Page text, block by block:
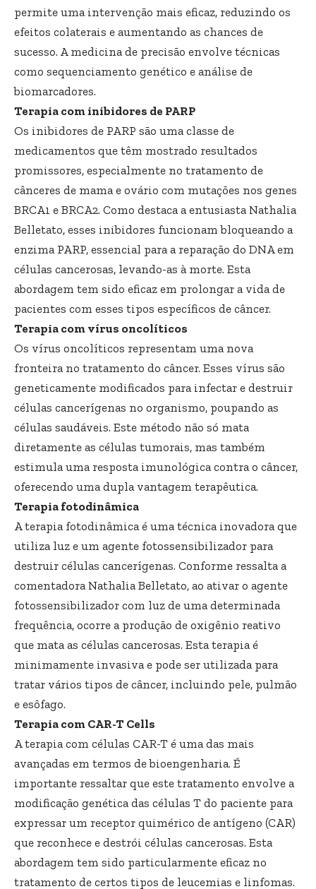
permite uma intervenção mais eficaz, reduzindo os
efeitos colaterais e aumentando as chances de
sucesso. A medicina de precisão envolve técnicas
como sequenciamento genético e análise de
biomarcadores.
Terapia com inibidores de PARP
Os inibidores de PARP são uma classe de
medicamentos que têm mostrado resultados
promissores, especialmente no tratamento de
cânceres de mama e ovário com mutações nos genes
BRCA1 e BRCA2. Como destaca a entusiasta Nathalia
Belletato, esses inibidores funcionam bloqueando a
enzima PARP, essencial para a reparação do DNA em
células cancerosas, levando-as à morte. Esta
abordagem tem sido eficaz em prolongar a vida de
pacientes com esses tipos específicos de câncer.
Terapia com vírus oncolíticos
Os vírus oncolíticos representam uma nova
fronteira no tratamento do câncer. Esses vírus são
geneticamente modificados para infectar e destruir
células cancerígenas no organismo, poupando as
células saudáveis. Este método não só mata
diretamente as células tumorais, mas também
estimula uma resposta imunológica contra o câncer,
oferecendo uma dupla vantagem terapêutica.
Terapia fotodinâmica
A terapia fotodinâmica é uma técnica inovadora que
utiliza luz e um agente fotossensibilizador para
destruir células cancerígenas. Conforme ressalta a
comentadora Nathalia Belletato, ao ativar o agente
fotossensibilizador com luz de uma determinada
frequência, ocorre a produção de oxigênio reativo
que mata as células cancerosas. Esta terapia é
minimamente invasiva e pode ser utilizada para
tratar vários tipos de câncer, incluindo pele, pulmão
e esôfago.
Terapia com CAR-T Cells
A terapia com células CAR-T é uma das mais
avançadas em termos de bioengenharia. É
importante ressaltar que este tratamento envolve a
modificação genética das células T do paciente para
expressar um receptor quimérico de antígeno (CAR)
que reconhece e destrói células cancerosas. Esta
abordagem tem sido particularmente eficaz no
tratamento de certos tipos de leucemias e linfomas.